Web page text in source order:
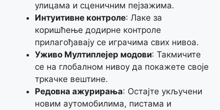
улицама и сценичним пејзажима.
Интуитивне контроле: Лаке за
коришћење додирне контроле
прилагођавају се играчима свих нивоа.
Уживо Мултиплејер модови: Такмичите
се на глобалном нивоу да покажете своје
тркачке вештине.
Редовна ажурирања: Остајте укључени
новим аутомобилима, пистама и